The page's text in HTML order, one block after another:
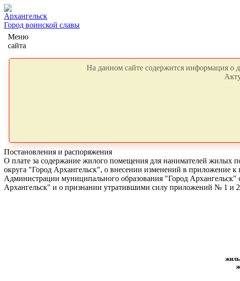
Архангельск
Город воинской славы
Меню
сайта
На данном сайте содержится информация о
Постановления и распоряжения
О плате за содержание жилого помещения для нанимателей жилых
округа "Город Архангельск", о внесении изменений в приложение
Администрации муниципального образования "Город
Архангельск" и о признании утратившими силу приложений № 1 и